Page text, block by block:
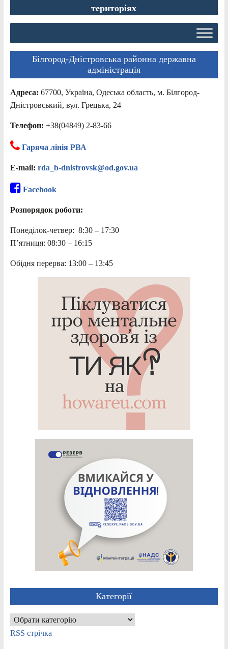
територіях
Білгород-Дністровська районна державна
адміністрація
Адреса: 67700, Україна, Одеська область, м. Білгород-
Дністровський, вул. Грецька, 24
Телефон: +38(04849) 2-83-66
Гаряча лінія РВА
E-mail: rda_b-dnistrovsk@od.gov.ua
Facebook
Розпорядок роботи:
Понеділок-четвер: 8:30 – 17:30
П’ятниця: 08:30 – 16:15
Обідня перерва: 13:00 – 13:45
Категорії
Категорії
RSS стрічка